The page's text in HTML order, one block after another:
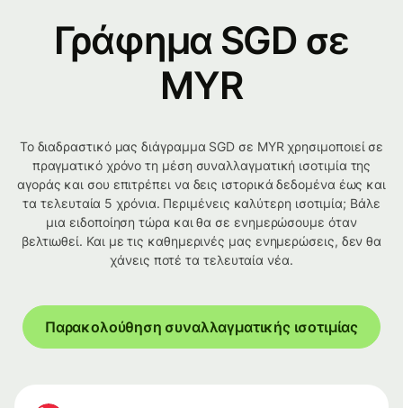
Γράφημα SGD σε
MYR
Το διαδραστικό μας διάγραμμα SGD σε MYR χρησιμοποιεί σε
πραγματικό χρόνο τη μέση συναλλαγματική ισοτιμία της
αγοράς και σου επιτρέπει να δεις ιστορικά δεδομένα έως και
τα τελευταία 5 χρόνια. Περιμένεις καλύτερη ισοτιμία; Βάλε
μια ειδοποίηση τώρα και θα σε ενημερώσουμε όταν
βελτιωθεί. Και με τις καθημερινές μας ενημερώσεις, δεν θα
χάνεις ποτέ τα τελευταία νέα.
Παρακολούθηση συναλλαγματικής ισοτιμίας